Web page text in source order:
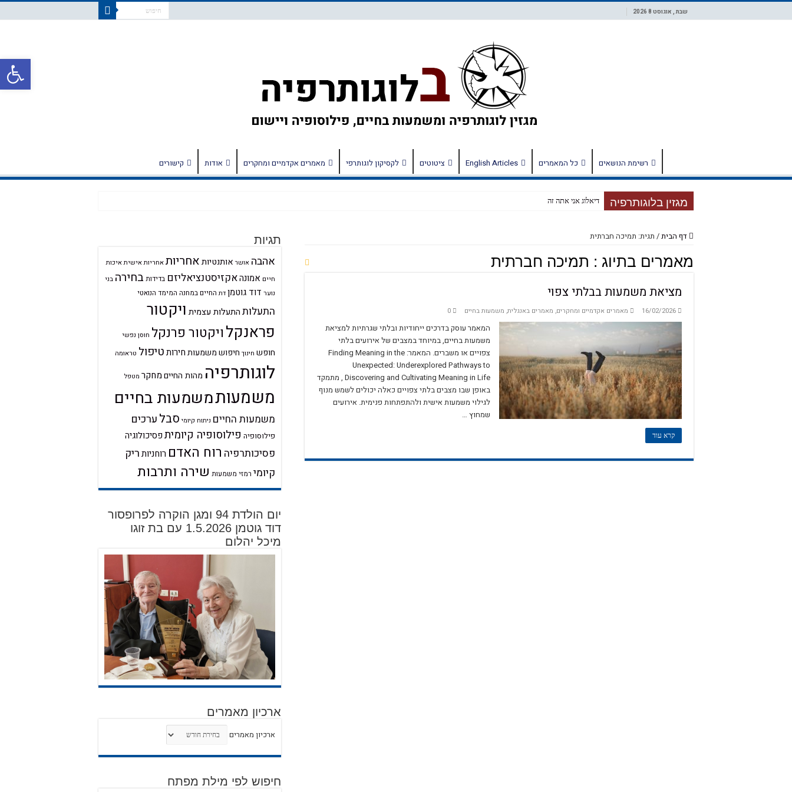
שבת , אוגוסט 8 2026
רשימת הנושאים כל המאמרים English Articles ציטוטים לקסיקון לוגותרפי מאמרים אקדמיים ומחקרים אודות קישורים
מגזין בלוגותרפיה דיאלוג אני אתה זה
דף הבית/ תגית: תמיכה חברתית
מאמרים בתיוג : תמיכה חברתית
מציאת משמעות בבלתי צפוי
16/02/2026 מאמרים אקדמיים ומחקרים, מאמרים באנגלית, משמעות בחיים 0
המאמר עוסק בדרכים ייחודיות ובלתי שגרתיות למציאת
משמעות בחיים, במיוחד במצבים של אירועים בלתי
צפויים או משברים. המאמר: Finding Meaning in the
Unexpected: Underexplored Pathways to
Discovering and Cultivating Meaning in Life , מתמקד
באופן שבו מצבים בלתי צפויים כאלה יכולים לשמש מנוף
לגילוי משמעות אישית ולהתפתחות פנימית. אירועים
שמחוץ …
קרא עוד
תגיות
אהבה אושר אותנטיותאחריותאחריות אישיתאיכות
חיים אמונהאקזיסטנציאליזם בדידותבחירה בני
נוער דוד גוטמן דת החיים במחנה המימד הנואטי
התעלותהתעלות עצמית ויקטור
פראנקלויקטור פרנקל חוסן נפשי
חופש חינוך חיפוש משמעותחירותטיפול טראומה
לוגותרפיה מהות החייםמחקר מטפל
משמעותמשמעות בחיים
משמעות החיים ניתוח קיומי סבלערכים
פילוסופיה פילוסופיה קיומיתפסיכולוגיה
פסיכותרפיה רוח האדם רוחניותריק
קיומי רמזי משמעות שירה ותרבות
יום הולדת 94 ומגן הוקרה לפרופסור
דוד גוטמן 1.5.2026 עם בת זוגו
מיכל יהלום
ארכיון מאמרים
ארכיון מאמרים
חיפוש לפי מילת מפתח